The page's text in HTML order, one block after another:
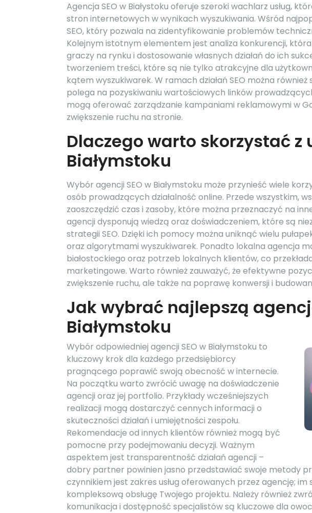
Agencja SEO w Białystoku oferuje szeroki wachlarz usług,
stron internetowych w wynikach wyszukiwania. Wśród
SEO, który pozwala na zidentyfikowanie problemów
Kolejnym istotnym elementem jest analiza konkurencji,
graczy na rynku i dostosowanie własnych działań do ich
tworzeniem treści, które są nie tylko atrakcyjne dla
kątem wyszukiwarek. W ramach działań SEO można
polega na pozyskiwaniu wartościowych linków
mogą oferować zarządzanie kampaniami reklamowymi w
zwiększenie ruchu na stronie.
Dlaczego warto skorzystać z
Białymstoku
Wybór agencji SEO w Białymstoku może przynieść wiele
osób prowadzących działalność online. Przede wszystkim,
zaoszczędzić czas i zasoby, które można przeznaczyć na
agencji dysponują wiedzą oraz doświadczeniem, które są
strategii SEO. Dzięki ich pomocy można uniknąć wielu
oraz algorytmami wyszukiwarek. Ponadto lokalna agencja
białostockiego oraz potrzeb lokalnych klientów, co
marketingowe. Warto również zauważyć, że efektywne
zwiększenie ruchu, ale także na poprawę konwersji i
Jak wybrać najlepszą
Białymstoku
Wybór odpowiedniej agencji SEO w Białymstoku to
kluczowy krok dla każdego przedsiębiorcy
pragnącego poprawić swoją obecność w internecie.
Na początku warto zwrócić uwagę na doświadczenie
agencji oraz jej portfolio. Przykłady wcześniejszych
realizacji mogą dostarczyć cennych informacji o
skuteczności działań i umiejętności zespołu.
Rekomendacje od innych klientów również mogą być
pomocne przy podejmowaniu decyzji. Ważnym
aspektem jest transparentność działań agencji –
dobry partner powinien jasno przedstawiać swoje metody
czynnikiem jest zakres usług oferowanych przez agencję;
kompleksową obsługę Twojego projektu. Należy również
komunikacja i dostępność specjalistów są kluczowe dla